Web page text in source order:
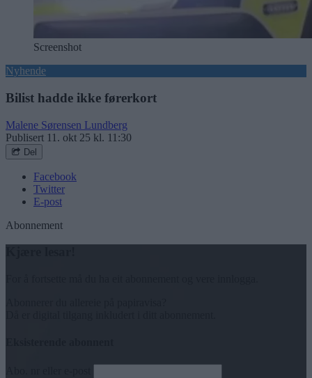
Screenshot
Nyhende
Bilist hadde ikke førerkort
Malene Sørensen Lundberg
Publisert 11. okt 25 kl. 11:30
Del
Facebook
Twitter
E-post
Abonnement